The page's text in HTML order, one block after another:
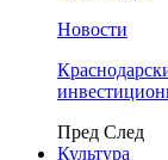
Новости
Пред След
Культура